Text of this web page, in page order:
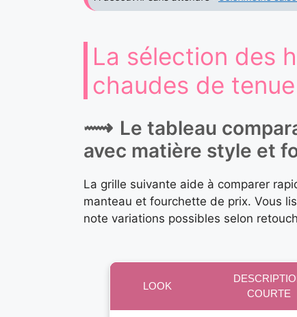
La sélection des
chaudes de
Le tableau
avec matière style et
La grille suivante aide à comparer
manteau et fourchette de prix. Vous
note variations possibles selon
LOOK
COURTE